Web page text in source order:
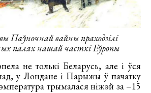
Паўночнай вайны праходзілі
палях нашай часткі Еўропы
не толькі Беларусь, але і ўся
у Лондане і Парыжы ў пачатку
трымалася ніжэй за −15